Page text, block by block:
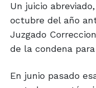
Un juicio
octubre del año
Juzgado
de la condena
En junio pasado